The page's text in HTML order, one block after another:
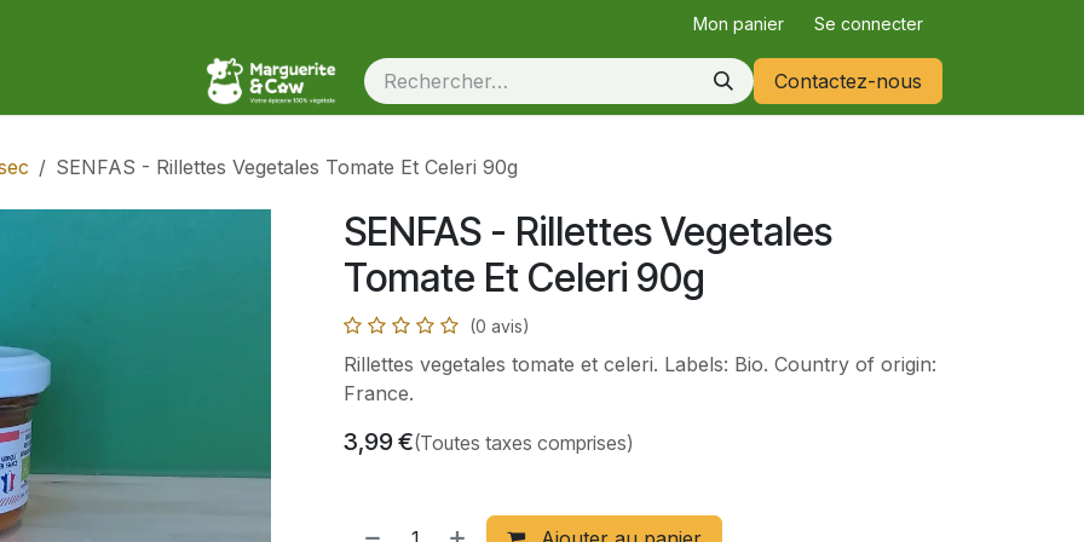
Mon panier Se connecter
Contactez-nous
SENFAS - Rillettes Vegetales Tomate Et Celeri 90g
SENFAS - Rillettes Vegetales
Tomate Et Celeri 90g
(0 avis)
Rillettes vegetales tomate et celeri. Labels: Bio. Country of origin:
France.
3,99€(Toutes taxes comprises)